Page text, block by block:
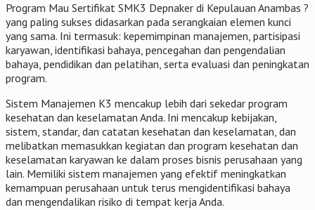
Program Mau Sertifikat SMK3 Depnaker di Kepulauan Anambas ?
yang paling sukses didasarkan pada serangkaian elemen kunci
yang sama. Ini termasuk: kepemimpinan manajemen, partisipasi
karyawan, identifikasi bahaya, pencegahan dan pengendalian
bahaya, pendidikan dan pelatihan, serta evaluasi dan peningkatan
program.
Sistem Manajemen K3 mencakup lebih dari sekedar program
kesehatan dan keselamatan Anda. Ini mencakup kebijakan,
sistem, standar, dan catatan kesehatan dan keselamatan, dan
melibatkan memasukkan kegiatan dan program kesehatan dan
keselamatan karyawan ke dalam proses bisnis perusahaan yang
lain. Memiliki sistem manajemen yang efektif meningkatkan
kemampuan perusahaan untuk terus mengidentifikasi bahaya
dan mengendalikan risiko di tempat kerja Anda.